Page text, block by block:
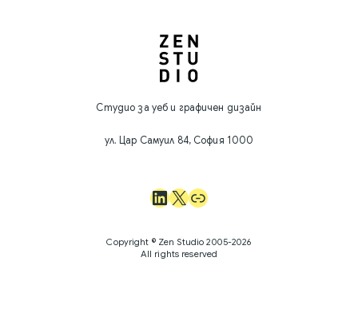
Студио за уеб и графичен дизайн
ул. Цар Самуил 84, София 1000
LinkedIn
X Поверителност
Copyright © Zen Studio 2005-2026
All rights reserved